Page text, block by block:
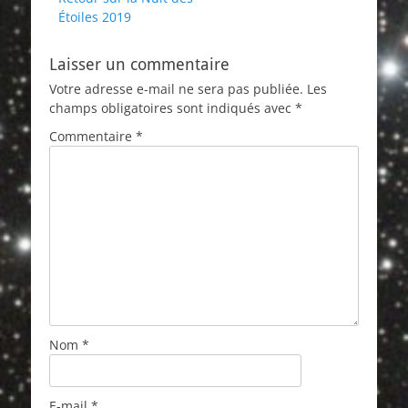
l’article
précédent :
Étoiles 2019
Laisser un commentaire
Votre adresse e-mail ne sera pas publiée. Les
champs obligatoires sont indiqués avec *
Commentaire *
Nom *